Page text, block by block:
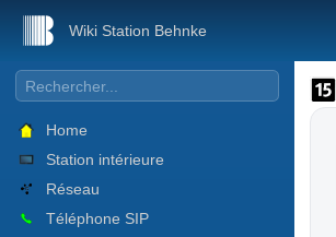
Wiki Station Behnke
Home
Station intérieure
Réseau
Téléphone SIP